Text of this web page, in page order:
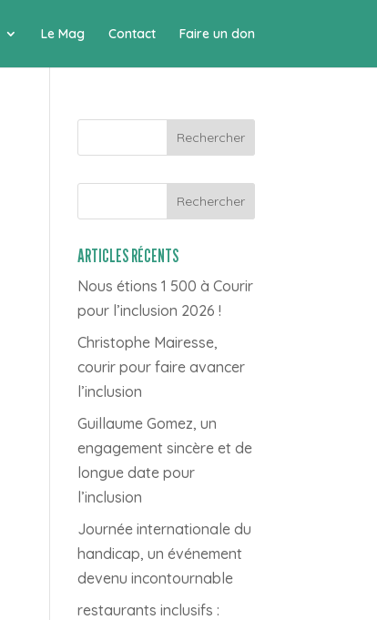
Le Mag Contact Faire un don
Rechercher
ARTICLES RÉCENTS
Nous étions 1 500 à Courir
pour l’inclusion 2026 !
Christophe Mairesse,
courir pour faire avancer
l’inclusion
Guillaume Gomez, un
engagement sincère et de
longue date pour
l’inclusion
Journée internationale du
handicap, un événement
devenu incontournable
restaurants inclusifs :